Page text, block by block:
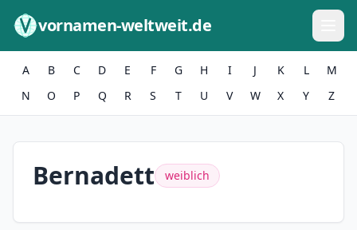
vornamen-weltweit.de
A B C D E F G H I J K L
M
N
O P Q R S T U V W X Y Z
Bernadett weiblich